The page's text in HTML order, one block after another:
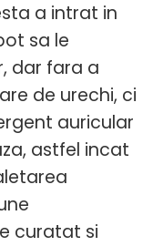
a intrat in
sa le
dar fara a
de urechi, ci
auricular
astfel incat
curatat si